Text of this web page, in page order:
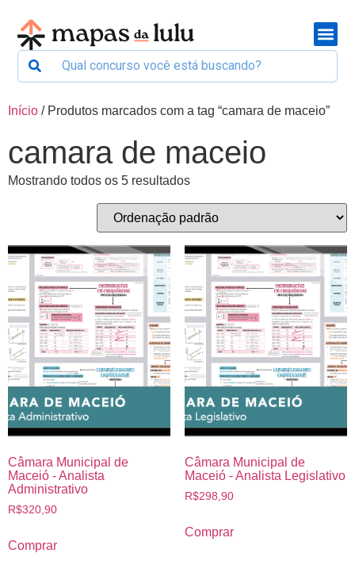
Início / Produtos marcados com a tag “camara de maceio”
camara de maceio
Mostrando todos os 5 resultados
Câmara Municipal de
Maceió - Analista
Administrativo
R$320,90
Comprar
Câmara Municipal de
Maceió - Analista Legislativo
R$298,90
Comprar